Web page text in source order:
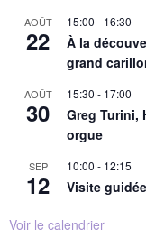
AOÛT
22
15:00 - 16:30
À la
grand
AOÛT
30
15:30 - 17:00
Greg Turini,
orgue
SEP
12
10:00 - 12:15
Visite
Voir le calendrier